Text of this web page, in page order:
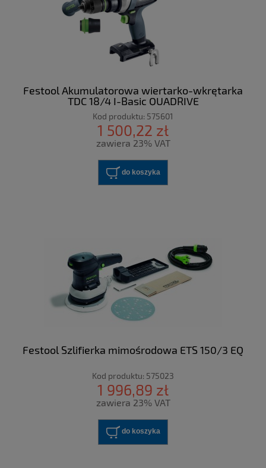
Festool Akumulatorowa wiertarko-wkrętarka
TDC 18/4 I-Basic QUADRIVE
Kod produktu: 575601
1 500,22 zł
zawiera 23% VAT
do koszyka
Festool Szlifierka mimośrodowa ETS 150/3 EQ
Kod produktu: 575023
1 996,89 zł
zawiera 23% VAT
do koszyka